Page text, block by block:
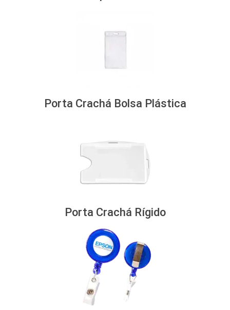
Porta Crachá Bolsa Plástica
Porta Crachá Rígido